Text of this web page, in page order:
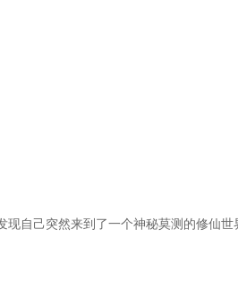
自己突然来到了一个神秘莫测的修仙